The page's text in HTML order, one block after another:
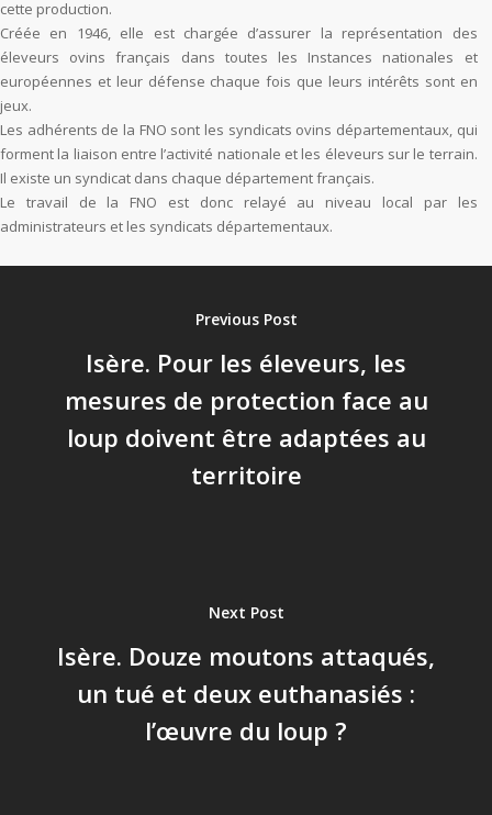
cette production.
Créée en 1946, elle est chargée d’assurer la représentation des
éleveurs ovins français dans toutes les Instances nationales et
européennes et leur défense chaque fois que leurs intérêts sont en
jeux.
Les adhérents de la FNO sont les syndicats ovins départementaux, qui
forment la liaison entre l’activité nationale et les éleveurs sur le terrain.
Il existe un syndicat dans chaque département français.
Le travail de la FNO est donc relayé au niveau local par les
administrateurs et les syndicats départementaux.
Previous Post
Isère. Pour les éleveurs, les
mesures de protection face au
loup doivent être adaptées au
territoire
Next Post
Isère. Douze moutons attaqués,
un tué et deux euthanasiés :
l’œuvre du loup ?